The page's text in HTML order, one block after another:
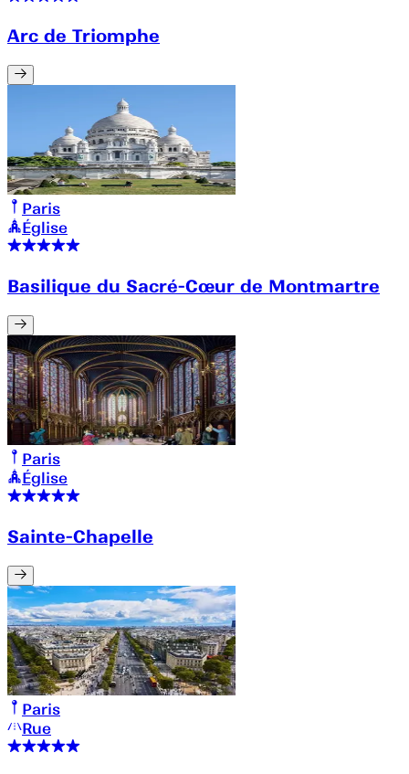
Arc de Triomphe
Paris
Église
Basilique du Sacré-Cœur de Montmartre
Paris
Église
Sainte-Chapelle
Paris
Rue